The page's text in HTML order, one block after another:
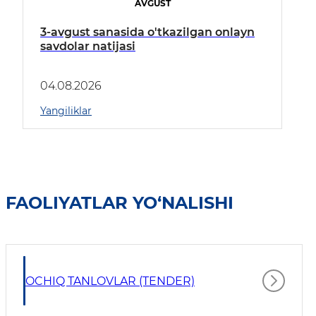
AVGUST
3-avgust sanasida o'tkazilgan onlayn
savdolar natijasi
04.08.2026
Yangiliklar
FAOLIYATLAR YO‘NALISHI
OCHIQ TANLOVLAR (TENDER)